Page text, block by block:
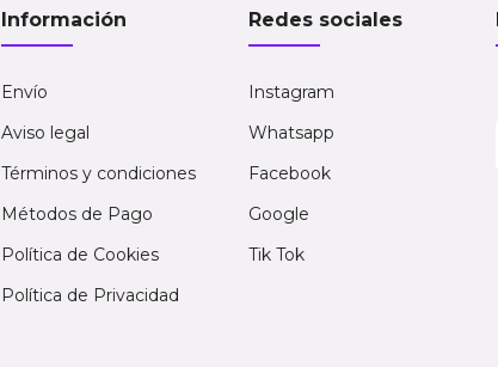
Información
Envío
Aviso legal
Términos y condiciones
Métodos de Pago
Política de Cookies
Política de Privacidad
Redes sociales
Instagram
Whatsapp
Facebook
Google
Tik Tok